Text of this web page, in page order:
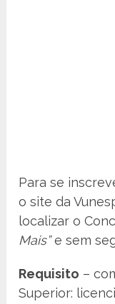
Para se
o site da
localizar o
Mais”e sem
Requisito –
Superior: